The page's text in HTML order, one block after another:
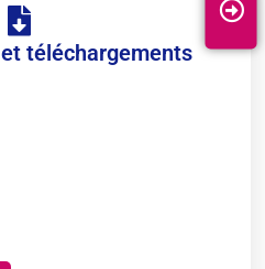
téléchargements